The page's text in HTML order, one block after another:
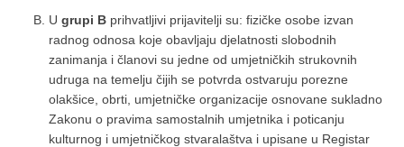
Ugrupi B prihvatljivi prijavitelji su: fizičke osobe izvan
radnog odnosa koje obavljaju djelatnosti slobodnih
zanimanja i članovi su jedne od umjetničkih strukovnih
udruga na temelju čijih se potvrda ostvaruju porezne
olakšice, obrti, umjetničke organizacije osnovane sukladno
Zakonu o pravima samostalnih umjetnika i poticanju
kulturnog i umjetničkog stvaralaštva i upisane u Registar